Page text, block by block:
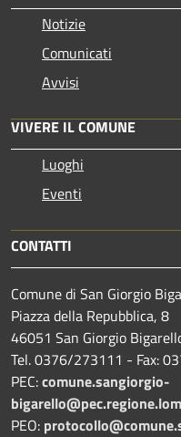
Notizie
Comunicati
Avvisi
VIVERE IL COMUNE
Luoghi
Eventi
CONTATTI
Comune di San Giorgio
Piazza della Repubblica, 8
46051 San Giorgio
Tel. 0376/273111 - Fax:
PEC:comune.sangiorgio-
PEO: